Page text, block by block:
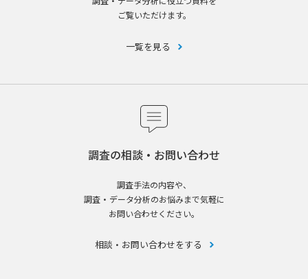
ご覧いただけます。
一覧を見る
調査の相談・お問い合わせ
調査手法の内容や、
調査・データ分析のお悩みまで気軽に
お問い合わせください。
相談・お問い合わせをする